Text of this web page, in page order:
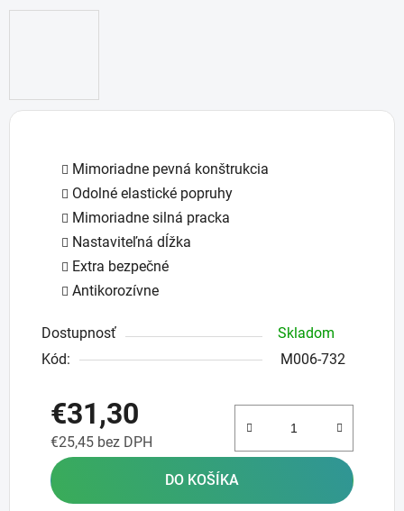
Mimoriadne pevná konštrukcia
Odolné elastické popruhy
Mimoriadne silná pracka
Nastaviteľná dĺžka
Extra bezpečné
Antikorozívne
Dostupnosť
Skladom
Kód:
M006-732
€31,30
€25,45 bez DPH
Jednotková cena:
DO KOŠÍKA